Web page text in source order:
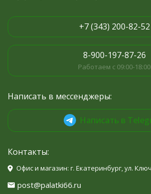
+7 (343) 200-82-52
8-900-197-87-26
Работаем с 09:00-18:00
Написать в мессенджеры:
Написать в
Контакты:
Офис и магазин: г. Екатеринбург, ул.
post@palatki66.ru